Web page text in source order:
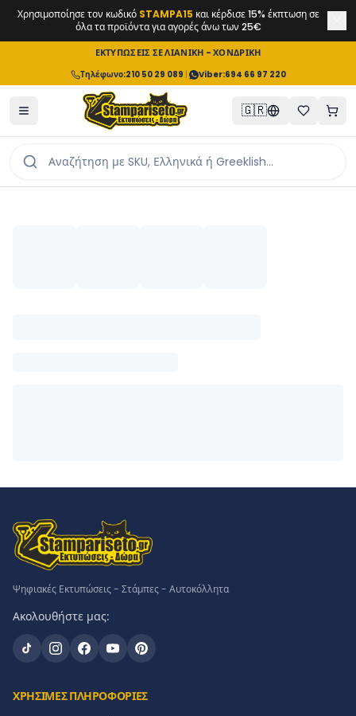
Χρησιμοποίησε τον κωδικό STAMPA15 και κέρδισε 15% έκπτωση σε
όλα τα προϊόντα για αγορές άνω των 25€
ΕΚΤΥΠΩΣΕΙΣ ΣΕ ΛΙΑΝΙΚΗ - ΧΟΝΔΡΙΚΗ
Τηλέφωνο:210 50 29 089 | Viber:694 66 97 220
🇬🇷
Ψηφιακές Εκτυπώσεις - Στάμπες - Αυτοκόλλητα
Ακολουθήστε μας:
ΧΡΗΣΙΜΕΣ ΠΛΗΡΟΦΟΡΙΕΣ